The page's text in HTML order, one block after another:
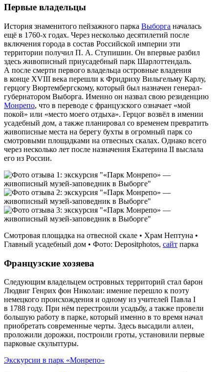
Первые владельцы
История знаменитого пейзажного парка Выборга началась
ещё в 1760‑х годах. Через несколько десятилетий после
включения города в состав Российской империи эти
территории получил П. А. Ступишин. Он впервые разбил
здесь живописный приусадебный парк Шарлоттендаль.
А после смерти первого владельца островные владения
в конце XVIII века перешли к Фридриху Вильгельму Карлу,
герцогу Вюртембергскому, который был назначен генерал-
губернатором Выборга. Именно он назвал свою резиденцию
Монрепо, что в переводе с французского означает «мой
покой» или «место моего отдыха». Герцог возвёл в имении
усадебный дом, а также планировал со временем превратить
живописные места на берегу бухты в огромный парк со
смотровыми площадками на отвесных скалах. Однако всего
через несколько лет после назначения Екатерина II выслала
его из России.
Смотровая площадка на отвесной скале • Храм Нептуна •
Главный усадебный дом • Фото: Depositphotos, сайт парка
Французские хозяева
Следующим владельцем островных территорий стал барон
Людвиг Генрих фон Николаи: имение перешло к поэту
немецкого происхождения и одному из учителей Павла I
в 1788 году. При нём перестроили усадьбу, а также провели
большую работу в парке, который именно в то время начал
приобретать современные черты. Здесь высадили аллеи,
проложили дорожки, построили гроты, установили первые
парковые скульптуры.
Экскурсии в парк «Монрепо»